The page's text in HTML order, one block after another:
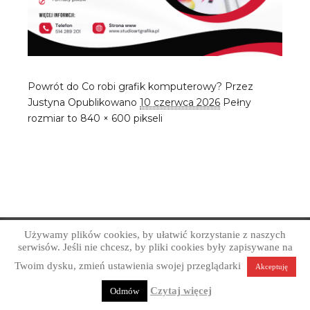
Powrót do Co robi grafik komputerowy? Przez
Justyna Opublikowano 10 czerwca 2026 Pełny
rozmiar to 840 × 600 pikseli
Copyright © Art Grafika Studio Reklamy 2026
Profesjonalne projektowanie graficzne. Obsługa firm z
Sandomierza, okolic i całej Polski.
Polityka prywatności
Używamy plików cookies, by ułatwić korzystanie z naszych
serwisów. Jeśli nie chcesz, by pliki cookies były zapisywane na
Twoim dysku, zmień ustawienia swojej przeglądarki
Akceptuję
Odmów Czytaj więcej